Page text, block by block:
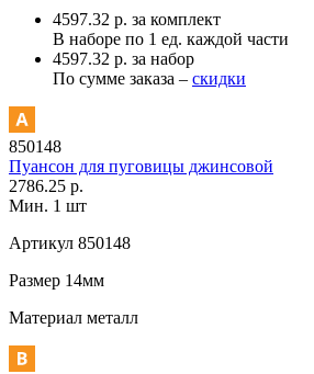
4597.32 р. за комплект
В наборе по 1 ед. каждой части
4597.32 р. за набор
По сумме заказа – скидки
850148
Пуансон для пуговицы джинсовой
2786.25 р.
Мин. 1 шт
Артикул 850148
Размер 14мм
Материал металл